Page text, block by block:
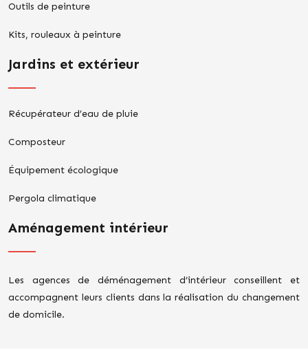
Outils de peinture
Kits, rouleaux à peinture
Jardins et extérieur
Récupérateur d’eau de pluie
Composteur
Équipement écologique
Pergola climatique
Aménagement intérieur
Les agences de déménagement d’intérieur conseillent et
accompagnent leurs clients dans la réalisation du changement
de domicile.